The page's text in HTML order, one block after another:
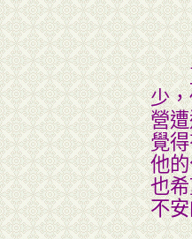
老
直
少
營
覺
他
也
不